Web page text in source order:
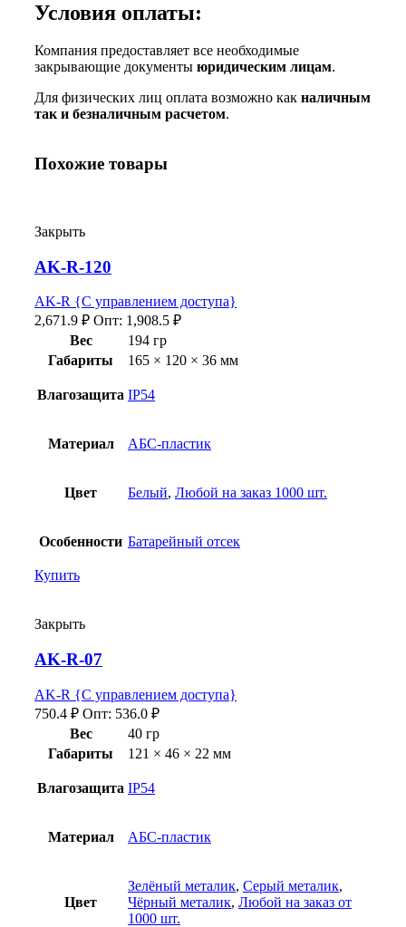
Условия оплаты:
Компания предоставляет все необходимые
закрывающие документы юридическим лицам.
Для физических лиц оплата возможно как наличным
так и безналичным расчетом.
Похожие товары
Закрыть
AK-R-120
AK-R {С управлением доступа}
2,671.9 ₽ Опт: 1,908.5 ₽
Вес
194 гр
Габариты
165 × 120 × 36 мм
Влагозащита IP54
Материал АБС-пластик
Цвет Белый, Любой на заказ 1000 шт.
Особенности Батарейный отсек
Купить
Закрыть
AK-R-07
AK-R {С управлением доступа}
750.4 ₽ Опт: 536.0 ₽
Вес
40 гр
Габариты
121 × 46 × 22 мм
Влагозащита IP54
Материал АБС-пластик
Цвет
Зелёный металик, Серый металик,
Чёрный металик, Любой на заказ от
1000 шт.